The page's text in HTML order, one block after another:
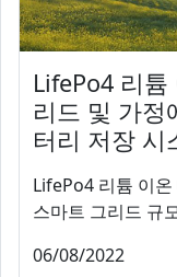
LifePo4 리
리드 및 가정
터리 저장 시
LifePo4 리튬 이
스마트 그리드 규
06/08/2022